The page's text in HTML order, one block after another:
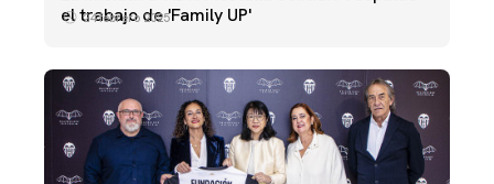
el trabajo de 'Family UP'
24 febrero 2025